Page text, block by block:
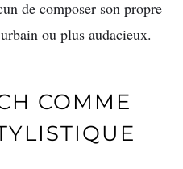
de composer son propre
ou plus audacieux.
COMME